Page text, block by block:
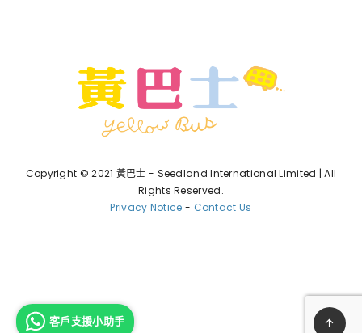
Copyright © 2021 黃巴士 - Seedland International Limited | All
Rights Reserved.
Privacy Notice - Contact Us
客戶支援小助手